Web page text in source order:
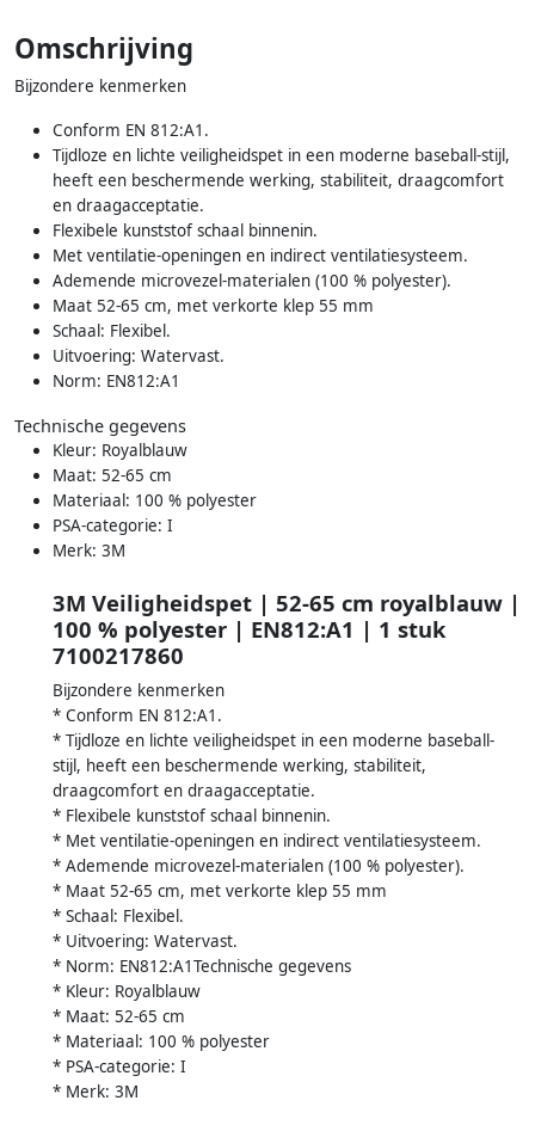
Omschrijving
Bijzondere kenmerken
Conform EN 812:A1.
Tijdloze en lichte veiligheidspet in een moderne baseball-stijl,
heeft een beschermende werking, stabiliteit, draagcomfort
en draagacceptatie.
Flexibele kunststof schaal binnenin.
Met ventilatie-openingen en indirect ventilatiesysteem.
Ademende microvezel-materialen (100 % polyester).
Maat 52-65 cm, met verkorte klep 55 mm
Schaal: Flexibel.
Uitvoering: Watervast.
Norm: EN812:A1
Technische gegevens
Kleur: Royalblauw
Maat: 52-65 cm
Materiaal: 100 % polyester
PSA-categorie: I
Merk: 3M
3M Veiligheidspet | 52-65 cm royalblauw |
100 % polyester | EN812:A1 | 1 stuk
7100217860
Bijzondere kenmerken
* Conform EN 812:A1.
* Tijdloze en lichte veiligheidspet in een moderne baseball-
stijl, heeft een beschermende werking, stabiliteit,
draagcomfort en draagacceptatie.
* Flexibele kunststof schaal binnenin.
* Met ventilatie-openingen en indirect ventilatiesysteem.
* Ademende microvezel-materialen (100 % polyester).
* Maat 52-65 cm, met verkorte klep 55 mm
* Schaal: Flexibel.
* Uitvoering: Watervast.
* Norm: EN812:A1Technische gegevens
* Kleur: Royalblauw
* Maat: 52-65 cm
* Materiaal: 100 % polyester
* PSA-categorie: I
* Merk: 3M